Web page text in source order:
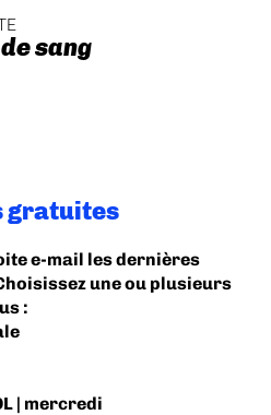
sang
gratuites
e-mail les dernières
une ou plusieurs
:
| mercredi